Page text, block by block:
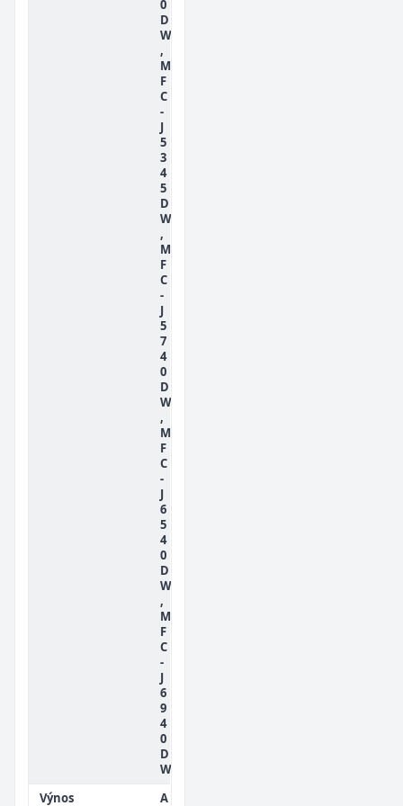
0
D
W
,
M
F
C
-
J
5
3
4
5
D
W
,
M
F
C
-
J
5
7
4
0
D
W
,
M
F
C
-
J
6
5
4
0
D
W
,
M
F
C
-
J
6
9
4
0
D
W
Výnos
A